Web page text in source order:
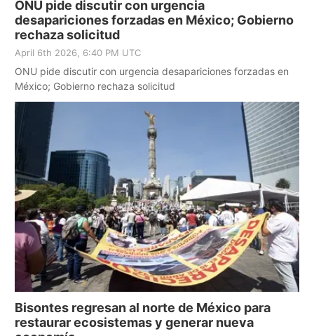
ONU pide discutir con urgencia
desapariciones forzadas en México; Gobierno
rechaza solicitud
April 6th 2026, 6:40 PM UTC
ONU pide discutir con urgencia desapariciones forzadas en
México; Gobierno rechaza solicitud
Bisontes regresan al norte de México para
restaurar ecosistemas y generar nueva